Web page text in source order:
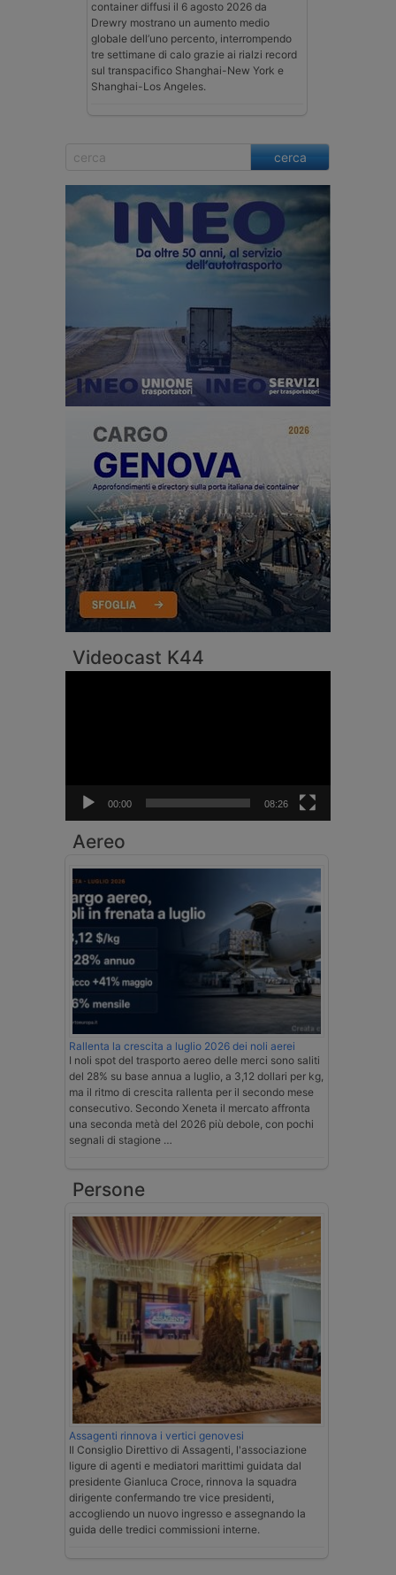
container diffusi il 6 agosto 2026 da
Drewry mostrano un aumento medio
globale dell’uno percento, interrompendo
tre settimane di calo grazie ai rialzi record
sul transpacifico Shanghai-New York e
Shanghai-Los Angeles.
cerca
Videocast K44
00:00 08:26
Aereo
Rallenta la crescita a luglio 2026 dei noli aerei
I noli spot del trasporto aereo delle merci sono saliti
del 28% su base annua a luglio, a 3,12 dollari per kg,
ma il ritmo di crescita rallenta per il secondo mese
consecutivo. Secondo Xeneta il mercato affronta
una seconda metà del 2026 più debole, con pochi
segnali di stagione …
Persone
Assagenti rinnova i vertici genovesi
Il Consiglio Direttivo di Assagenti, l'associazione
ligure di agenti e mediatori marittimi guidata dal
presidente Gianluca Croce, rinnova la squadra
dirigente confermando tre vice presidenti,
accogliendo un nuovo ingresso e assegnando la
guida delle tredici commissioni interne.